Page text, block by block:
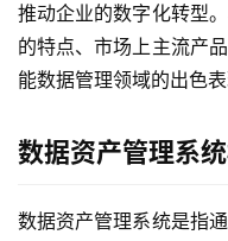
推动企业的数字化转型
的特点、市场上主流产
能数据管理领域的出色表
数据资产管理系
数据资产管理系统是指